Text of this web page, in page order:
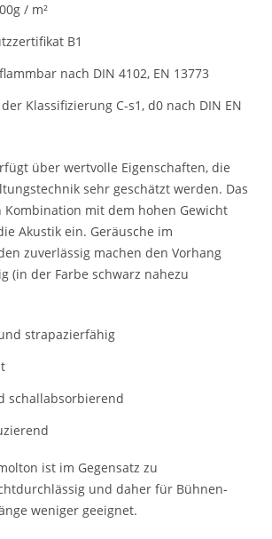
/ m²
B1
nach DIN 4102, EN 13773
Klassifizierung C-s1, d0 nach DIN EN
über wertvolle Eigenschaften, die
sehr geschätzt werden. Das
Kombination mit dem hohen Gewicht
Akustik ein. Geräusche im
zuverlässig machen den Vorhang
(in der Farbe schwarz nahezu
strapazierfähig
schallabsorbierend
ist im Gegensatz zu
und daher für Bühnen-
weniger geeignet.